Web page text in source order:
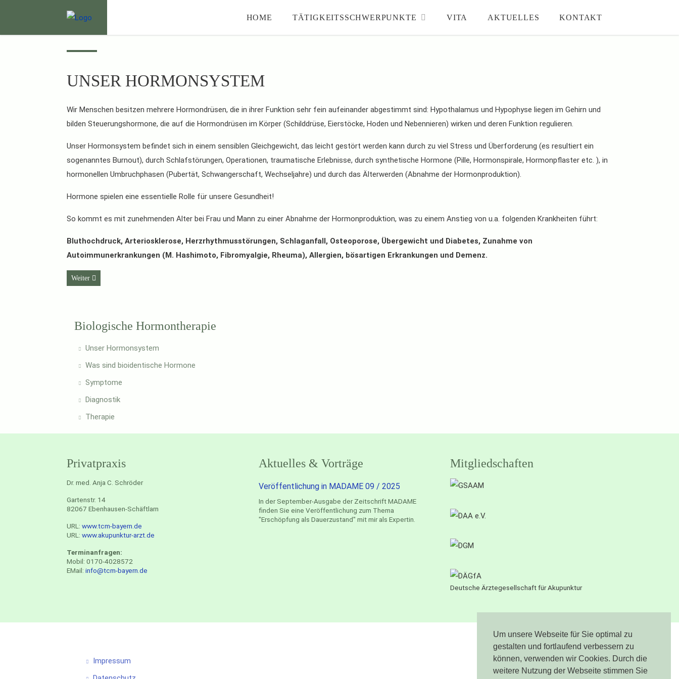
Um unsere Webseite für Sie optimal zu
gestalten und fortlaufend verbessern zu
können, verwenden wir Cookies. Durch die
weitere Nutzung der Webseite stimmen Sie
HOME TÄTIGKEITSSCHWERPUNKTE VITA AKTUELLES KONTAKT
UNSER HORMONSYSTEM
Wir Menschen besitzen mehrere Hormondrüsen, die in ihrer Funktion sehr fein aufeinander abgestimmt sind: Hypothalamus und Hypophyse liegen im Gehirn und
bilden Steuerungshormone, die auf die Hormondrüsen im Körper (Schilddrüse, Eierstöcke, Hoden und Nebennieren) wirken und deren Funktion regulieren.
Unser Hormonsystem befindet sich in einem sensiblen Gleichgewicht, das leicht gestört werden kann durch zu viel Stress und Überforderung (es resultiert ein
sogenanntes Burnout), durch Schlafstörungen, Operationen, traumatische Erlebnisse, durch synthetische Hormone (Pille, Hormonspirale, Hormonpflaster etc. ), in
hormonellen Umbruchphasen (Pubertät, Schwangerschaft, Wechseljahre) und durch das Älterwerden (Abnahme der Hormonproduktion).
Hormone spielen eine essentielle Rolle für unsere Gesundheit!
So kommt es mit zunehmenden Alter bei Frau und Mann zu einer Abnahme der Hormonproduktion, was zu einem Anstieg von u.a. folgenden Krankheiten führt:
Bluthochdruck, Arteriosklerose, Herzrhythmusstörungen, Schlaganfall, Osteoporose, Übergewicht und Diabetes, Zunahme von
Autoimmunerkrankungen (M. Hashimoto, Fibromyalgie, Rheuma), Allergien, bösartigen Erkrankungen und Demenz.
Nächster Beitrag: Bioidentische Hormone
Weiter
Biologische Hormontherapie
Unser Hormonsystem
Was sind bioidentische Hormone
Symptome
Diagnostik
Therapie
Privatpraxis
Dr. med. Anja C. Schröder
Gartenstr. 14
82067 Ebenhausen-Schäftlarn
URL: www.tcm-bayern.de
URL: www.akupunktur-arzt.de
Terminanfragen:
Mobil: 0170-4028572
EMail: info@tcm-bayern.de
Aktuelles & Vorträge
Veröffentlichung in MADAME 09 / 2025
In der September-Ausgabe der Zeitschrift MADAME
finden Sie eine Veröffentlichung zum Thema
"Erschöpfung als Dauerzustand" mit mir als Expertin.
Mitgliedschaften
Deutsche Ärztegesellschaft für Akupunktur
Impressum